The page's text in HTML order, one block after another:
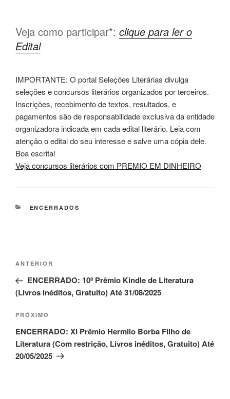
Veja como participar*: clique para ler o
Edital
IMPORTANTE: O portal Seleções Literárias divulga
seleções e concursos literários organizados por terceiros.
Inscrições, recebimento de textos, resultados, e
pagamentos são de responsabilidade exclusiva da entidade
organizadora indicada em cada edital literário. Leia com
atenção o edital do seu interesse e salve uma cópia dele.
Boa escrita!
Veja concursos literários com PREMIO EM DINHEIRO
CATEGORIAS
ENCERRADOS
Navegação
Post
Post
anterior
ANTERIOR
ENCERRADO: 10º Prêmio Kindle de Literatura
(Livros inéditos, Gratuito) Até 31/08/2025
Próximo
post
PRÓXIMO
ENCERRADO: XI Prêmio Hermilo Borba Filho de
Literatura (Com restrição, Livros inéditos, Gratuito) Até
20/05/2025